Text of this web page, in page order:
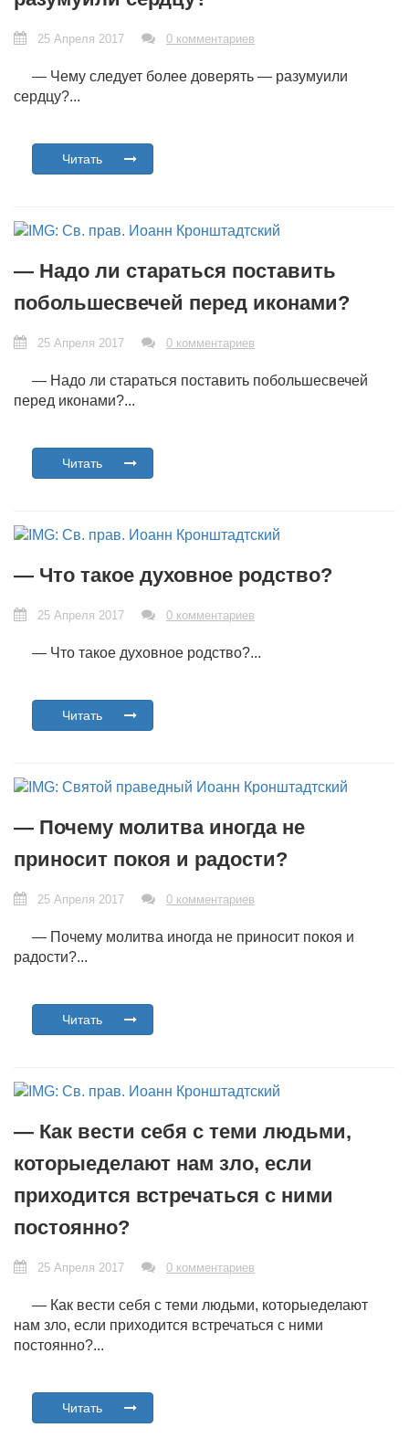
25 Апреля 2017 0 комментариев
— Чему следует более доверять — разумуили
сердцу?...
Читать
— Надо ли стараться поставить
побольшесвечей перед иконами?
25 Апреля 2017 0 комментариев
— Надо ли стараться поставить побольшесвечей
перед иконами?...
Читать
— Что такое духовное родство?
25 Апреля 2017 0 комментариев
— Что такое духовное родство?...
Читать
— Почему молитва иногда не
приносит покоя и радости?
25 Апреля 2017 0 комментариев
— Почему молитва иногда не приносит покоя и
радости?...
Читать
— Как вести себя с теми людьми,
которыеделают нам зло, если
приходится встречаться с ними
постоянно?
25 Апреля 2017 0 комментариев
— Как вести себя с теми людьми, которыеделают
нам зло, если приходится встречаться с ними
постоянно?...
Читать